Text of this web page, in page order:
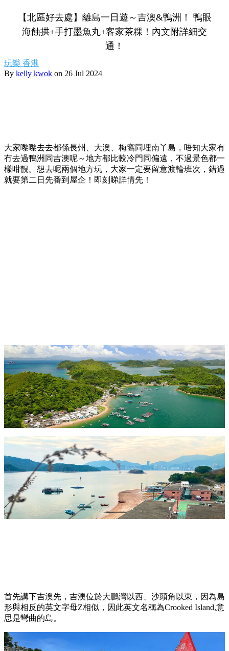
【北區好去處】離島一日遊～吉澳&鴨洲！ 鴨眼
海蝕拱+手打墨魚丸+客家茶粿！內文附詳細交
通！
玩樂 香港
By kelly kwok on 26 Jul 2024
大家嚟嚟去去都係長州、大澳、梅窩同埋南丫島，唔知大家有
冇去過鴨洲同吉澳呢～地方都比較冷門同偏遠，不過景色都一
樣咁靚。想去呢兩個地方玩，大家一定要留意渡輪班次，錯過
就要第二日先番到屋企！即刻睇詳情先！
首先講下吉澳先，吉澳位於大鵬灣以西、沙頭角以東，因為島
形與相反的英文字母Z相似，因此英文名稱為Crooked Island,意
思是彎曲的島。